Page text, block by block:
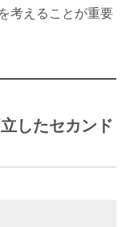
考えることが重要
したセカンド